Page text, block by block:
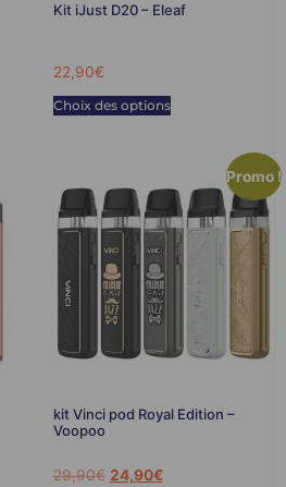
Kit iJust D20 – Eleaf
22,90€
Choix des options
Promo !
kit Vinci pod Royal Edition –
Voopoo
29,90€ 24,90€